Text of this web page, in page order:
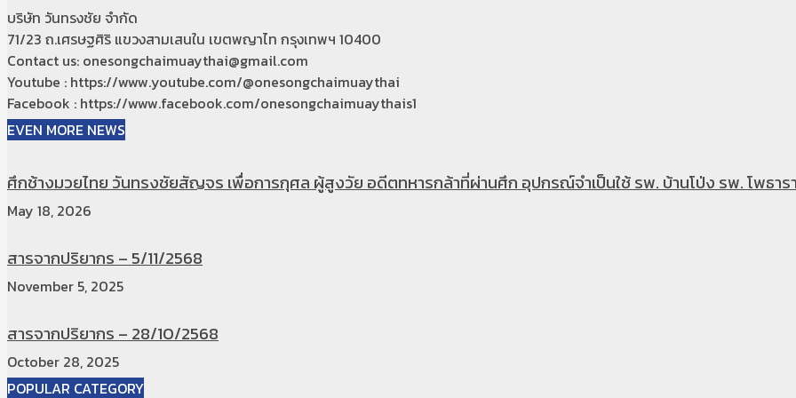
บริษัท วันทรงชัย จำกัด
71/23 ถ.เศรษฐศิริ แขวงสามเสนใน เขตพญาไท กรุงเทพฯ 10400
Contact us: onesongchaimuaythai@gmail.com
Youtube : https://www.youtube.com/@onesongchaimuaythai
Facebook : https://www.facebook.com/onesongchaimuaythais1
EVEN MORE NEWS
ศึกช้างมวยไทย วันทรงชัยสัญจร เพื่อการกุศล ผู้สูงวัย อดีตทหารกล้าที่ผ่านศึก อุปกรณ์จำเป็นใช้ รพ. บ้านโป่ง รพ. โพธารา
May 18, 2026
สารจากปริยากร – 5/11/2568
November 5, 2025
สารจากปริยากร – 28/10/2568
October 28, 2025
POPULAR CATEGORY